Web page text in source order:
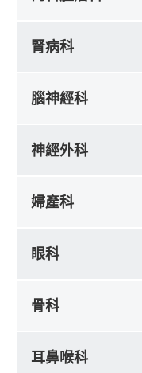
腎病科
腦神經科
神經外科
婦產科
眼科
骨科
耳鼻喉科